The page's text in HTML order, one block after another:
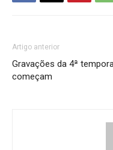
Artigo anterior
Gravações da 4ª
começam